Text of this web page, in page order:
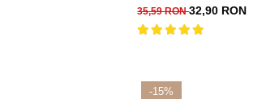
35,59 RON32,90 RON
-15%